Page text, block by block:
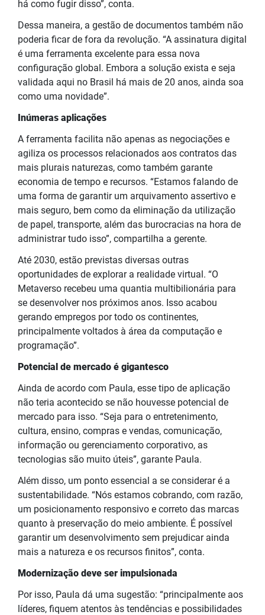
há como fugir disso”, conta.
Dessa maneira, a gestão de documentos também não
poderia ficar de fora da revolução. “A assinatura digital
é uma ferramenta excelente para essa nova
configuração global. Embora a solução exista e seja
validada aqui no Brasil há mais de 20 anos, ainda soa
como uma novidade”.
Inúmeras aplicações
A ferramenta facilita não apenas as negociações e
agiliza os processos relacionados aos contratos das
mais plurais naturezas, como também garante
economia de tempo e recursos. “Estamos falando de
uma forma de garantir um arquivamento assertivo e
mais seguro, bem como da eliminação da utilização
de papel, transporte, além das burocracias na hora de
administrar tudo isso”, compartilha a gerente.
Até 2030, estão previstas diversas outras
oportunidades de explorar a realidade virtual. “O
Metaverso recebeu uma quantia multibilionária para
se desenvolver nos próximos anos. Isso acabou
gerando empregos por todo os continentes,
principalmente voltados à área da computação e
programação”.
Potencial de mercado é gigantesco
Ainda de acordo com Paula, esse tipo de aplicação
não teria acontecido se não houvesse potencial de
mercado para isso. “Seja para o entretenimento,
cultura, ensino, compras e vendas, comunicação,
informação ou gerenciamento corporativo, as
tecnologias são muito úteis”, garante Paula.
Além disso, um ponto essencial a se considerar é a
sustentabilidade. “Nós estamos cobrando, com razão,
um posicionamento responsivo e correto das marcas
quanto à preservação do meio ambiente. É possível
garantir um desenvolvimento sem prejudicar ainda
mais a natureza e os recursos finitos”, conta.
Modernização deve ser impulsionada
Por isso, Paula dá uma sugestão: “principalmente aos
líderes, fiquem atentos às tendências e possibilidades